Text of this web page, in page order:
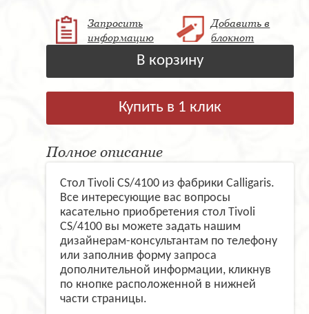
Запросить
информацию
Добавить в
блокнот
В корзину
Купить в 1 клик
Полное описание
Стол Tivoli CS/4100 из фабрики Calligaris.
Все интересующие вас вопросы
касательно приобретения стол Tivoli
CS/4100 вы можете задать нашим
дизайнерам-консультантам по телефону
или заполнив форму запроса
дополнительной информации, кликнув
по кнопке расположенной в нижней
части страницы.